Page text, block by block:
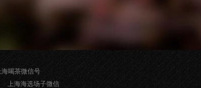
海喝茶微信号
上海海选场子微信